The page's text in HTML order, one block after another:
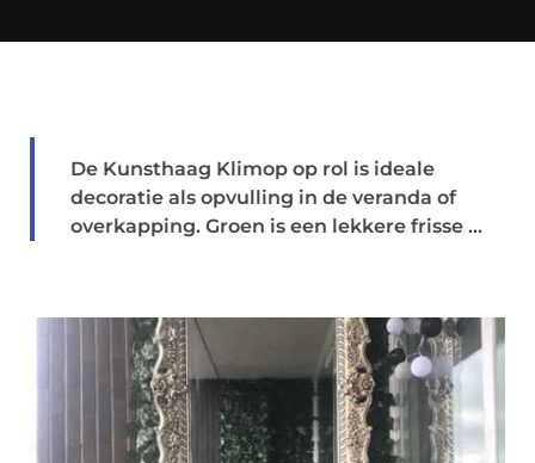
De Kunsthaag Klimop op rol is ideale
decoratie als opvulling in de veranda of
overkapping. Groen is een lekkere frisse ...